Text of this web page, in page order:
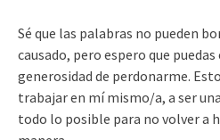
Sé que las palabras no pueden
causado, pero espero que
generosidad de perdonarme.
trabajar en mí mismo/a, a ser
todo lo posible para no volver a